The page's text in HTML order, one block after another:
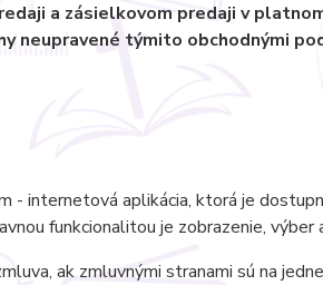
a zásielkovom predaji v
neupravené týmito obchodnými
- internetová aplikácia, ktorá je
funkcionalitou je zobrazenie,
ak zmluvnými stranami sú na